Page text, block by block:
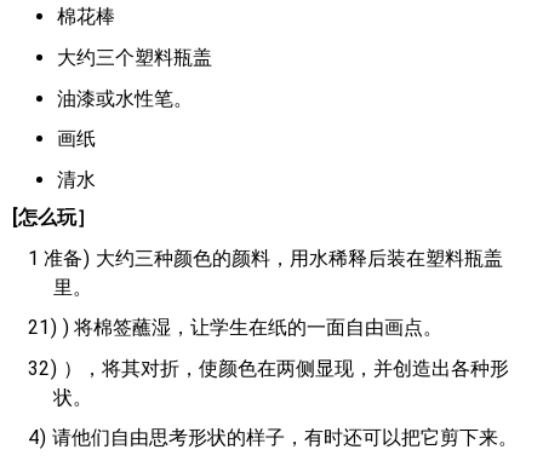
棉花棒
大约三个塑料瓶盖
油漆或水性笔。
画纸
清水
[怎么玩］
1 准备
大约三种颜色的颜料，用水稀释后装在塑料瓶盖
里。
21
) 将棉签蘸湿，让学生在纸的一面自由画点。
32
），将其对折，使颜色在两侧显现，并创造出各种形
状。
4 请他们自由思考形状的样子，有时还可以把它剪下来。